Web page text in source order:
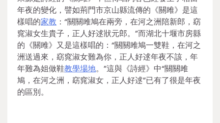
年夜的變化，譬如荊門市京山縣流傳的《關雎》是這
樣唱的家教 ：“關關雎鳩在兩旁，在河之洲陪新郎，窈
窕淑女生貴子，正人好逑狀元郎。”而湖北十堰市房縣
的《關雎》又是這樣唱的：“關關雎鳩一雙鞋，在河之
洲送過來，窈窕淑女難為你，正人好逑年夜不該，年
年難為姐做鞋教學場地。”這與《詩經》中“關關雎
鳩，在河之洲，窈窕淑女，正人好逑”已有了很是年夜
的區別。